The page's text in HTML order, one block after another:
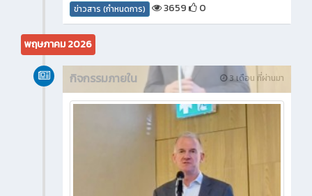
ข่าวสาร (กำหนดการ) 3659 0
พฤษภาคม 2026
3 เดือน ที่ผ่านมา
กิจกรรมภายใน